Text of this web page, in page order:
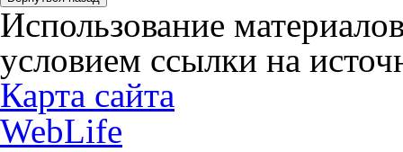
Использование
условием ссылки на
Карта сайта
WebLife